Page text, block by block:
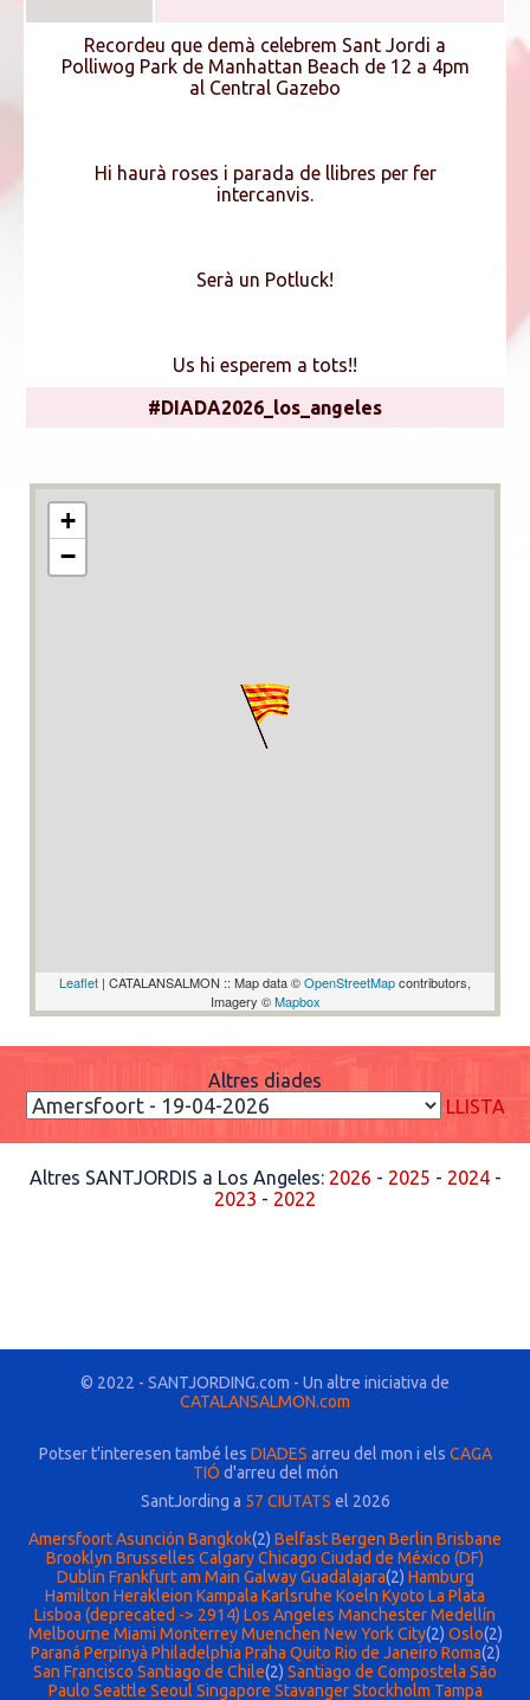
Recordeu que demà celebrem Sant Jordi a
Polliwog Park de Manhattan Beach de 12 a 4pm
al Central Gazebo
Hi haurà roses i parada de llibres per fer
intercanvis.
Serà un Potluck!
Us hi esperem a tots!!
#DIADA2026_los_angeles
+
−
Leaflet | CATALANSALMON :: Map data ©OpenStreetMapcontributors,
Imagery ©Mapbox
Altres diades
LLISTA
Altres SANTJORDIS a Los Angeles: 2026 - 2025 - 2024-
2023 - 2022
© 2022 - SANTJORDING.com - Un altre iniciativa de
CATALANSALMON.com
Potser t'interesen també les DIADES arreu del mon i els CAGA
TIÓ d'arreu del món
SantJording a 57 CIUTATS el 2026
AmersfoortAsunción Bangkok(2) BelfastBergen Berlin Brisbane
Brooklyn Brusselles CalgaryChicago Ciudad de México (DF)
Dublin Frankfurt am Main Galway Guadalajara(2) Hamburg
Hamilton Herakleion Kampala Karlsruhe Koeln Kyoto La Plata
Lisboa (deprecated -> 2914) Los Angeles ManchesterMedellín
Melbourne Miami Monterrey Muenchen New York City(2) Oslo(2)
Paraná Perpinyà Philadelphia Praha Quito Rio de Janeiro Roma(2)
San Francisco Santiago de Chile(2) Santiago de Compostela São
Paulo Seattle Seoul Singapore Stavanger Stockholm Tampa